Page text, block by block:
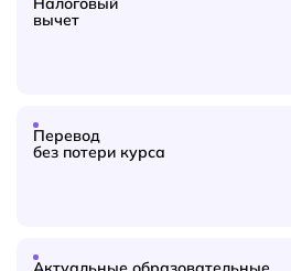
вычет
Перевод
без потери курса